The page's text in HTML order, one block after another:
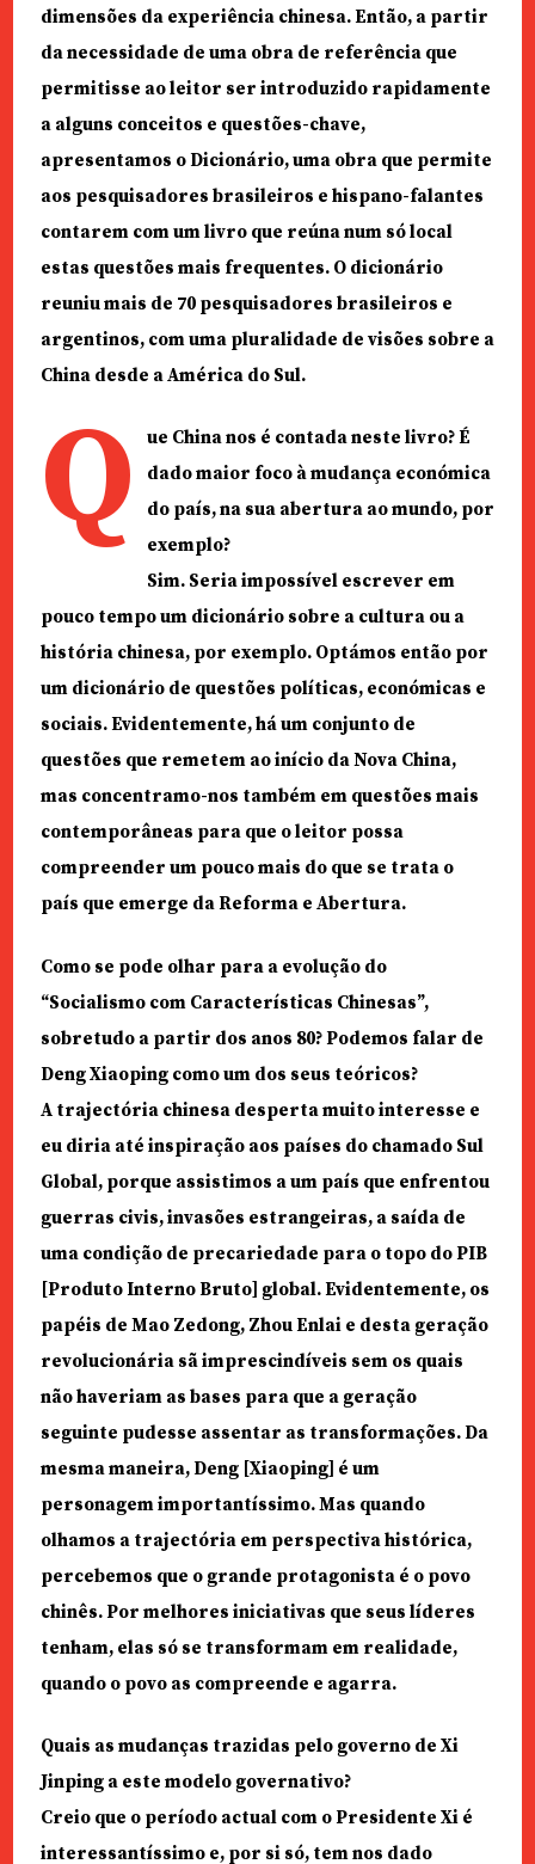
dimensões da experiência chinesa. Então, a partir
da necessidade de uma obra de referência que
permitisse ao leitor ser introduzido rapidamente
a alguns conceitos e questões-chave,
apresentamos o Dicionário, uma obra que permite
aos pesquisadores brasileiros e hispano-falantes
contarem com um livro que reúna num só local
estas questões mais frequentes. O dicionário
reuniu mais de 70 pesquisadores brasileiros e
argentinos, com uma pluralidade de visões sobre a
China desde a América do Sul.
Q
ue China nos é contada neste livro? É
dado maior foco à mudança económica
do país, na sua abertura ao mundo, por
exemplo?
Sim. Seria impossível escrever em
pouco tempo um dicionário sobre a cultura ou a
história chinesa, por exemplo. Optámos então por
um dicionário de questões políticas, económicas e
sociais. Evidentemente, há um conjunto de
questões que remetem ao início da Nova China,
mas concentramo-nos também em questões mais
contemporâneas para que o leitor possa
compreender um pouco mais do que se trata o
país que emerge da Reforma e Abertura.
Como se pode olhar para a evolução do
“Socialismo com Características Chinesas”,
sobretudo a partir dos anos 80? Podemos falar de
Deng Xiaoping como um dos seus teóricos?
A trajectória chinesa desperta muito interesse e
eu diria até inspiração aos países do chamado Sul
Global, porque assistimos a um país que enfrentou
guerras civis, invasões estrangeiras, a saída de
uma condição de precariedade para o topo do PIB
[Produto Interno Bruto] global. Evidentemente, os
papéis de Mao Zedong, Zhou Enlai e desta geração
revolucionária sã imprescindíveis sem os quais
não haveriam as bases para que a geração
seguinte pudesse assentar as transformações. Da
mesma maneira, Deng [Xiaoping] é um
personagem importantíssimo. Mas quando
olhamos a trajectória em perspectiva histórica,
percebemos que o grande protagonista é o povo
chinês. Por melhores iniciativas que seus líderes
tenham, elas só se transformam em realidade,
quando o povo as compreende e agarra.
Quais as mudanças trazidas pelo governo de Xi
Jinping a este modelo governativo?
Creio que o período actual com o Presidente Xi é
interessantíssimo e, por si só, tem nos dado